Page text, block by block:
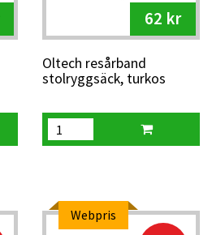
62 kr
Oltech resårband
stolryggsäck, turkos
Webpris